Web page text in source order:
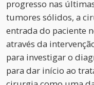
progresso nas
tumores sólidos, a
entrada do paciente
através da
para investigar o
para dar início ao